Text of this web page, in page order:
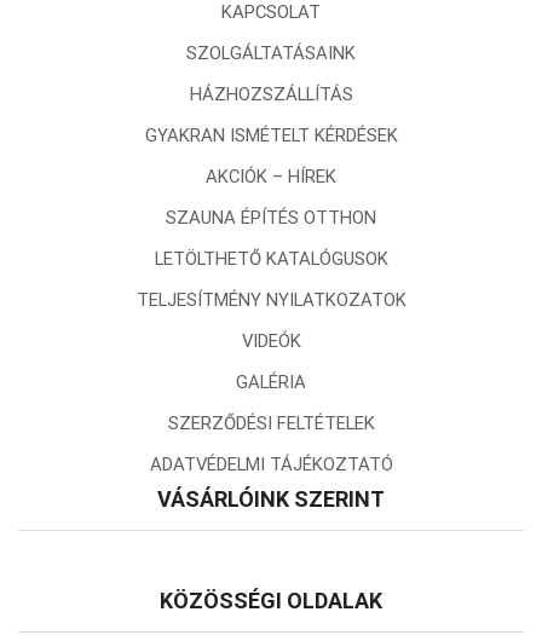
KAPCSOLAT
SZOLGÁLTATÁSAINK
HÁZHOZSZÁLLÍTÁS
GYAKRAN ISMÉTELT KÉRDÉSEK
AKCIÓK – HÍREK
SZAUNA ÉPÍTÉS OTTHON
LETÖLTHETŐ KATALÓGUSOK
TELJESÍTMÉNY NYILATKOZATOK
VIDEÓK
GALÉRIA
SZERZŐDÉSI FELTÉTELEK
ADATVÉDELMI TÁJÉKOZTATÓ
VÁSÁRLÓINK SZERINT
KÖZÖSSÉGI OLDALAK